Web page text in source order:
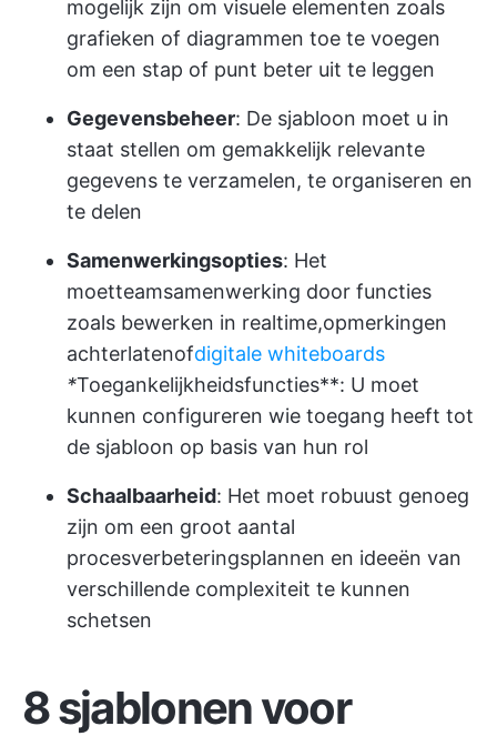
mogelijk zijn om visuele elementen zoals
grafieken of diagrammen toe te voegen
om een stap of punt beter uit te leggen
Gegevensbeheer: De sjabloon moet u in
staat stellen om gemakkelijk relevante
gegevens te verzamelen, te organiseren en
te delen
Samenwerkingsopties: Het
moetteamsamenwerking door functies
zoals bewerken in realtime,opmerkingen
achterlatenofdigitale whiteboards
*Toegankelijkheidsfuncties**: U moet
kunnen configureren wie toegang heeft tot
de sjabloon op basis van hun rol
Schaalbaarheid: Het moet robuust genoeg
zijn om een groot aantal
procesverbeteringsplannen en ideeën van
verschillende complexiteit te kunnen
schetsen
8 sjablonen voor